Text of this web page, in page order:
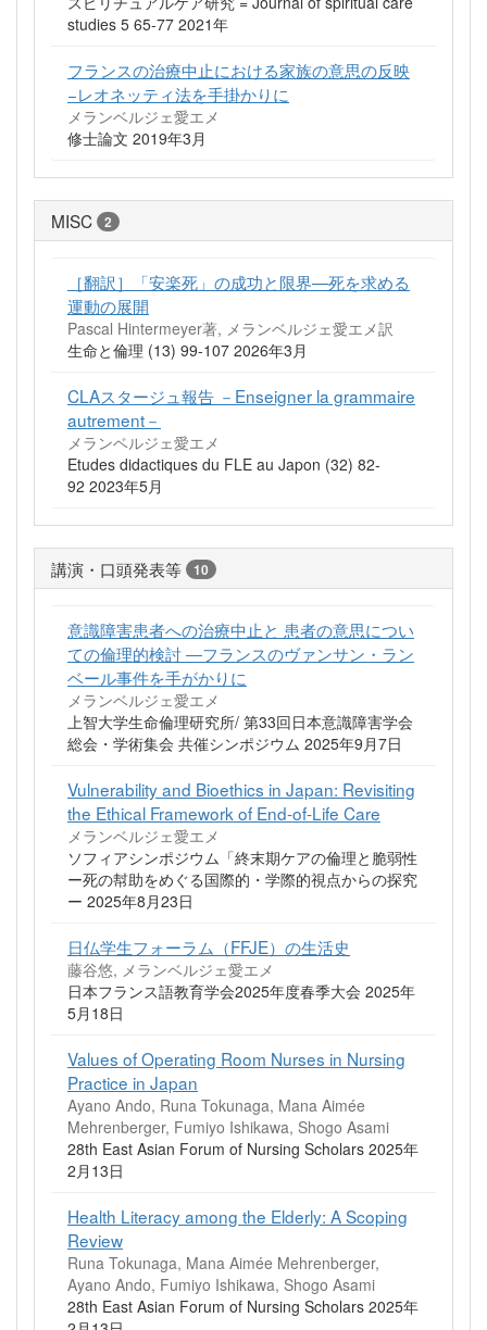
studies 5 65-77 2021年
フランスの治療中止における家族の意思の反映
−レオネッティ法を手掛かりに
メランベルジェ愛エメ
修士論文 2019年3月
MISC 2
［翻訳］「安楽死」の成功と限界—死を求める
運動の展開
Pascal Hintermeyer著, メランベルジェ愛エメ訳
生命と倫理 (13) 99-107 2026年3月
CLAスタージュ報告 －Enseigner la grammaire
autrement－
メランベルジェ愛エメ
Etudes didactiques du FLE au Japon (32) 82-
92 2023年5月
講演・口頭発表等 10
意識障害患者への治療中止と 患者の意思につい
ての倫理的検討 ―フランスのヴァンサン・ラン
ベール事件を手がかりに
メランベルジェ愛エメ
上智大学生命倫理研究所/ 第33回日本意識障害学会
総会・学術集会 共催シンポジウム 2025年9月7日
Vulnerability and Bioethics in Japan: Revisiting
the Ethical Framework of End-of-Life Care
メランベルジェ愛エメ
ソフィアシンポジウム「終末期ケアの倫理と脆弱性
ー死の幇助をめぐる国際的・学際的視点からの探究
ー 2025年8月23日
日仏学生フォーラム（FFJE）の生活史
藤谷悠, メランベルジェ愛エメ
日本フランス語教育学会2025年度春季大会 2025年
5月18日
Values of Operating Room Nurses in Nursing
Practice in Japan
Ayano Ando, Runa Tokunaga, Mana Aimée
Mehrenberger, Fumiyo Ishikawa, Shogo Asami
28th East Asian Forum of Nursing Scholars 2025年
2月13日
Health Literacy among the Elderly: A Scoping
Review
Runa Tokunaga, Mana Aimée Mehrenberger,
Ayano Ando, Fumiyo Ishikawa, Shogo Asami
28th East Asian Forum of Nursing Scholars 2025年